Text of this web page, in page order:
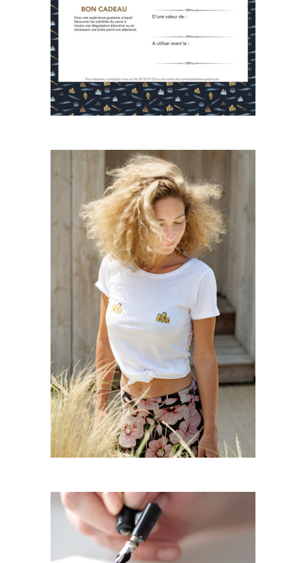
T-SHIRT MATRIOCHKA
LETTRE EN CALLIGRAPHIE
15,00